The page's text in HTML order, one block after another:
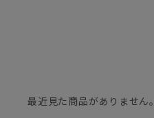
最近見た商品がありません。